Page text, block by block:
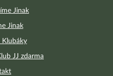
Jinak
Jinak
Klubáky
JJ zdarma